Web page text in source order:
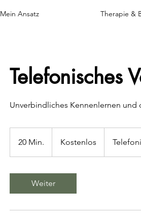
Mein Ansatz Therapie &
Telefonisches
Unverbindliches Kennenlernen
20 Min.
0
i
Kostenlos
Weiter